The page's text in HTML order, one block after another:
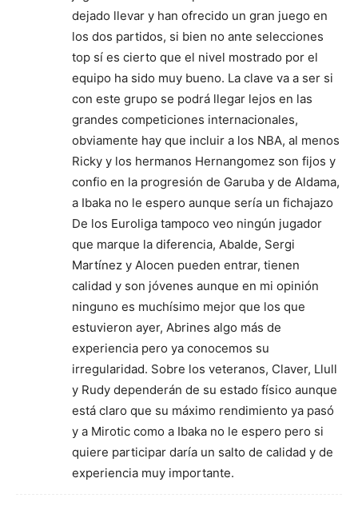
dejado llevar y han ofrecido un gran juego en
los dos partidos, si bien no ante selecciones
top sí es cierto que el nivel mostrado por el
equipo ha sido muy bueno. La clave va a ser si
con este grupo se podrá llegar lejos en las
grandes competiciones internacionales,
obviamente hay que incluir a los NBA, al menos
Ricky y los hermanos Hernangomez son fijos y
confio en la progresión de Garuba y de Aldama,
a Ibaka no le espero aunque sería un fichajazo
De los Euroliga tampoco veo ningún jugador
que marque la diferencia, Abalde, Sergi
Martínez y Alocen pueden entrar, tienen
calidad y son jóvenes aunque en mi opinión
ninguno es muchísimo mejor que los que
estuvieron ayer, Abrines algo más de
experiencia pero ya conocemos su
irregularidad. Sobre los veteranos, Claver, Llull
y Rudy dependerán de su estado físico aunque
está claro que su máximo rendimiento ya pasó
y a Mirotic como a Ibaka no le espero pero si
quiere participar daría un salto de calidad y de
experiencia muy importante.